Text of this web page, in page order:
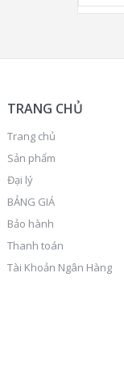
TRANG CHỦ
Trang chủ
Sản phẩm
Đại lý
BẢNG GIÁ
Bảo hành
Thanh toán
Tài Khoản Ngân Hàng